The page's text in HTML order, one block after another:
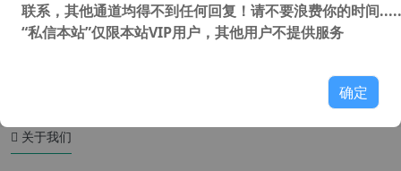
关于我们
联系，其他通道均得不到任何回复！请不要浪费你的时间
“私信本站”仅限本站VIP用户，其他用户不提供服务
确定